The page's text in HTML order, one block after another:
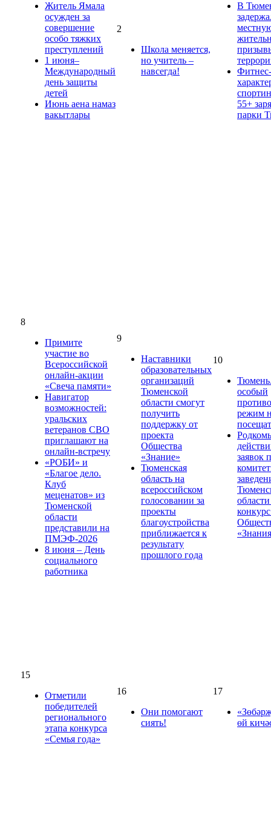
Житель Ямала
осужден за
совершение
особо тяжких
преступлений
1 июня–
Международный
день защиты
детей
Июнь аена намаз
вакытлары
2
Школа меняется,
но учитель –
навсегда!
В
55+
парки
8
Примите
участие во
Всероссийской
онлайн-акции
«Свеча памяти»
Навигатор
возможностей:
уральских
ветеранов СВО
приглашают на
онлайн-встречу
«РОБИ» и
«Благое дело.
Клуб
меценатов» из
Тюменской
области
представили на
ПМЭФ-2026
8 июня – День
социального
работника
9
Наставники
образовательных
организаций
Тюменской
области смогут
получить
поддержку от
проекта
Общества
«Знание»
Тюменская
область на
всероссийском
голосовании за
проекты
благоустройства
приближается к
результату
прошлого года
10
особый
режим
заявок
15
Отметили
победителей
регионального
этапа конкурса
«Семья года»
16
Они помогают
сиять!
17
өй